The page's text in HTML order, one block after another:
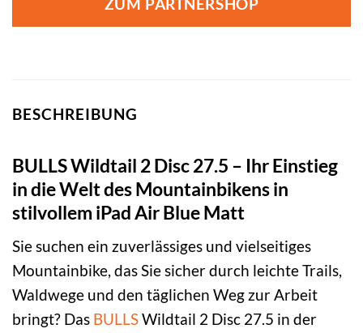
749,95 €649,95 €.
ZUM PARTNERSHOP
BESCHREIBUNG
BULLS Wildtail 2 Disc 27.5 – Ihr Einstieg
in die Welt des Mountainbikens in
stilvollem iPad Air Blue Matt
Sie suchen ein zuverlässiges und vielseitiges
Mountainbike, das Sie sicher durch leichte Trails,
Waldwege und den täglichen Weg zur Arbeit
bringt? Das BULLSWildtail 2 Disc 27.5 in der